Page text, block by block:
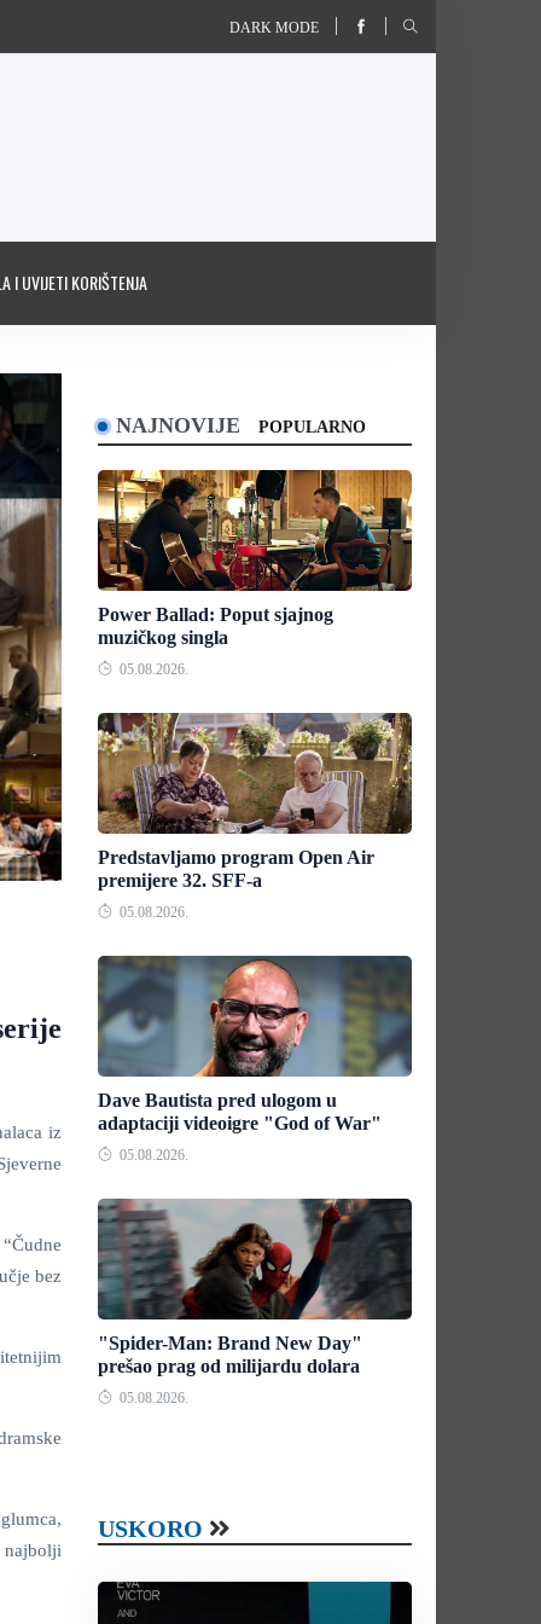
DARK MODE
I UVIJETI KORIŠTENJA
iz
bez
najbolji
NAJNOVIJE POPULARNO
Power Ballad: Poput sjajnog
muzičkog singla
05.08.2026.
Predstavljamo program Open Air
premijere 32. SFF-a
05.08.2026.
Dave Bautista pred ulogom u
adaptaciji videoigre "God of War"
05.08.2026.
"Spider-Man: Brand New Day"
prešao prag od milijardu dolara
05.08.2026.
USKORO